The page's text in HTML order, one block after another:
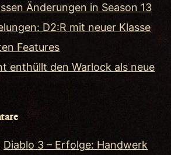
Änderungen in Season 13
D2:R mit neuer Klasse
Features
enthüllt den Warlock als neue
Diablo 3 – Erfolge: Handwerk